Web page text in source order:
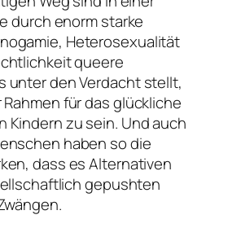
durch enorm starke
Heterosexualität
queere
unter den Verdacht stellt,
für das glückliche
Kindern zu sein. Und auch
haben so die
dass es Alternativen
gepushten